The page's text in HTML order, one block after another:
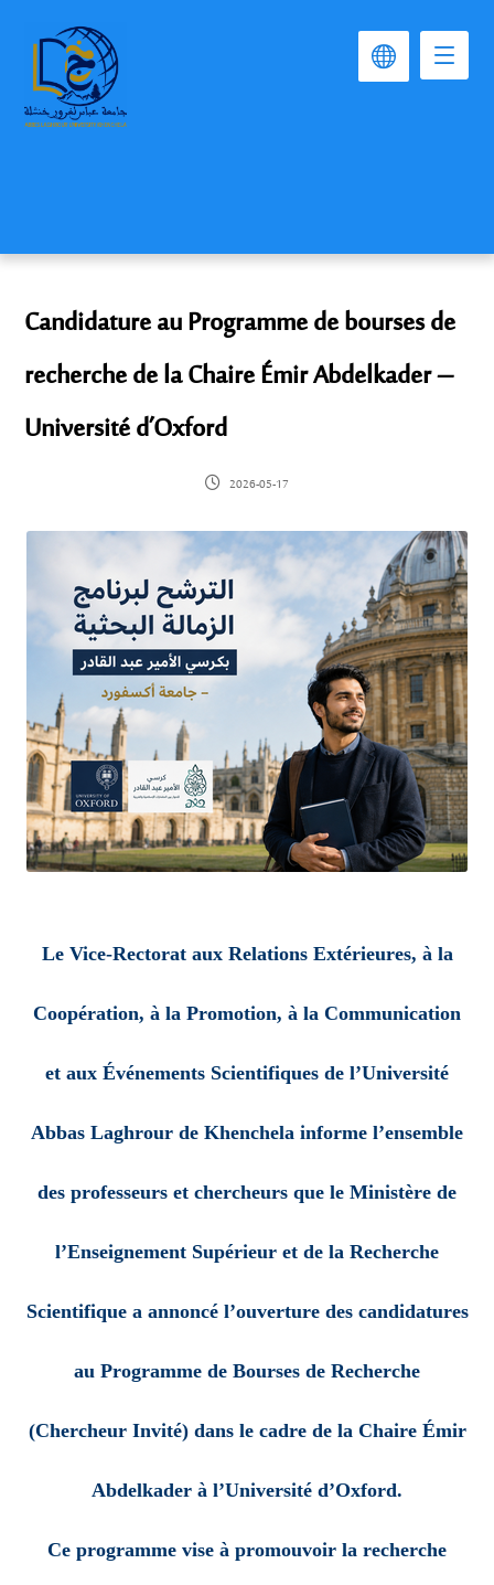
Candidature au Programme de bourses de
recherche de la Chaire Émir Abdelkader –
Université d’Oxford
2026-05-17
Le Vice-Rectorat aux Relations Extérieures, à la
Coopération, à la Promotion, à la Communication
et aux Événements Scientifiques de l’Université
Abbas Laghrour de Khenchela informe l’ensemble
des professeurs et chercheurs que le Ministère de
l’Enseignement Supérieur et de la Recherche
Scientifique a annoncé l’ouverture des candidatures
au Programme de Bourses de Recherche
(Chercheur Invité) dans le cadre de la Chaire Émir
Abdelkader à l’Université d’Oxford.
Ce programme vise à promouvoir la recherche